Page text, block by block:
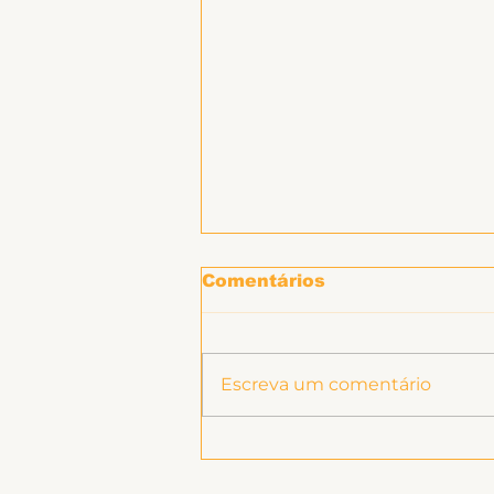
Comentários
Escreva um comentário